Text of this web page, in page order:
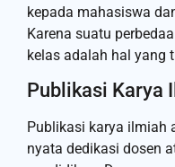
kepada mahasiswa
Karena suatu
kelas adalah hal yang
Publikasi Karya
Publikasi karya ilmiah
nyata dedikasi dosen